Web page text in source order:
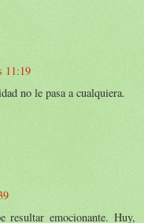
11:19
no le pasa a cualquiera.
resultar emocionante. Huy,